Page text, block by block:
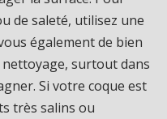
de saleté, utilisez une
également de bien
nettoyage, surtout dans
Si votre coque est
très salins ou